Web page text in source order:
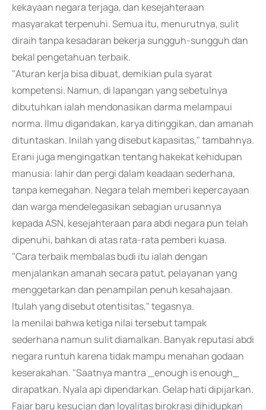
kekayaan negara terjaga, dan kesejahteraan
masyarakat terpenuhi. Semua itu, menurutnya, sulit
diraih tanpa kesadaran bekerja sungguh-sungguh dan
bekal pengetahuan terbaik.
"Aturan kerja bisa dibuat, demikian pula syarat
kompetensi. Namun, di lapangan yang sebetulnya
dibutuhkan ialah mendonasikan darma melampaui
norma. Ilmu digandakan, karya ditinggikan, dan amanah
dituntaskan. Inilah yang disebut kapasitas," tambahnya.
Erani juga mengingatkan tentang hakekat kehidupan
manusia: lahir dan pergi dalam keadaan sederhana,
tanpa kemegahan. Negara telah memberi kepercayaan
dan warga mendelegasikan sebagian urusannya
kepada ASN, kesejahteraan para abdi negara pun telah
dipenuhi, bahkan di atas rata-rata pemberi kuasa.
"Cara terbaik membalas budi itu ialah dengan
menjalankan amanah secara patut, pelayanan yang
menggetarkan dan penampilan penuh kesahajaan.
Itulah yang disebut otentisitas," tegasnya.
Ia menilai bahwa ketiga nilai tersebut tampak
sederhana namun sulit diamalkan. Banyak reputasi abdi
negara runtuh karena tidak mampu menahan godaan
keserakahan. "Saatnya mantra _enough is enough_
dirapatkan. Nyala api dipendarkan. Gelap hati dipijarkan.
Fajar baru kesucian dan loyalitas birokrasi dihidupkan